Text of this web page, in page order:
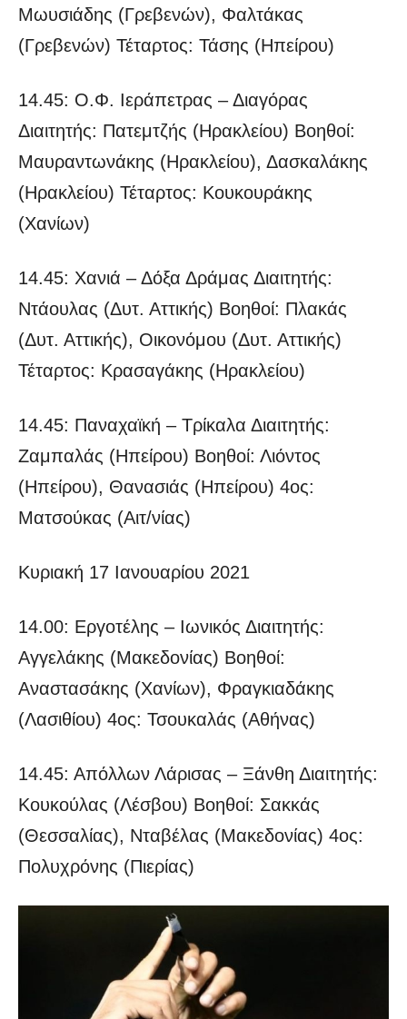
Μωυσιάδης (Γρεβενών), Φαλτάκας
(Γρεβενών) Τέταρτος: Τάσης (Ηπείρου)
14.45: Ο.Φ. Ιεράπετρας – Διαγόρας
Διαιτητής: Πατεμτζής (Ηρακλείου) Βοηθοί:
Μαυραντωνάκης (Ηρακλείου), Δασκαλάκης
(Ηρακλείου) Τέταρτος: Κουκουράκης
(Χανίων)
14.45: Χανιά – Δόξα Δράμας Διαιτητής:
Ντάουλας (Δυτ. Αττικής) Βοηθοί: Πλακάς
(Δυτ. Αττικής), Οικονόμου (Δυτ. Αττικής)
Τέταρτος: Κρασαγάκης (Ηρακλείου)
14.45: Παναχαϊκή – Τρίκαλα Διαιτητής:
Ζαμπαλάς (Ηπείρου) Βοηθοί: Λιόντος
(Ηπείρου), Θανασιάς (Ηπείρου) 4ος:
Ματσούκας (Αιτ/νίας)
Κυριακή 17 Ιανουαρίου 2021
14.00: Εργοτέλης – Ιωνικός Διαιτητής:
Αγγελάκης (Μακεδονίας) Βοηθοί:
Αναστασάκης (Χανίων), Φραγκιαδάκης
(Λασιθίου) 4ος: Τσουκαλάς (Αθήνας)
14.45: Απόλλων Λάρισας – Ξάνθη Διαιτητής:
Κουκούλας (Λέσβου) Βοηθοί: Σακκάς
(Θεσσαλίας), Νταβέλας (Μακεδονίας) 4ος:
Πολυχρόνης (Πιερίας)